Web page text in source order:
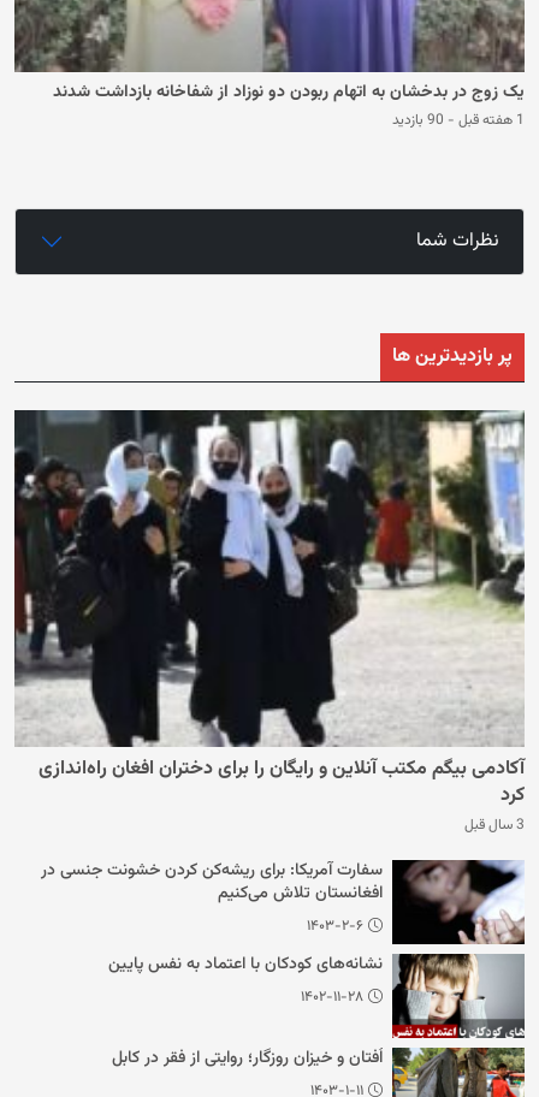
یک زوج در بدخشان به اتهام ربودن دو نوزاد از شفاخانه بازداشت شدند
1 هفته قبل - 90 بازدید
نظرات شما
پر بازدیدترین ها
آکادمی بیگم مکتب آنلاین و رایگان را برای دختران افغان راه‌اندازی
کرد
3 سال قبل
سفارت آمریکا: برای ریشه‌کن کردن خشونت جنسی در
افغانستان تلاش می‌کنیم
۱۴۰۳-۲-۶
نشانه‌های کودکان با اعتماد به نفس پایین
۱۴۰۲-۱۱-۲۸
اُفتان و خیزان روزگار؛ روایتی از فقر در کابل
۱۴۰۳-۱-۱۱